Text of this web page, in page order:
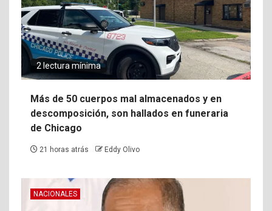
2 lectura mínima
Más de 50 cuerpos mal almacenados y en
descomposición, son hallados en funeraria
de Chicago
21 horas atrás Eddy Olivo
NACIONALES